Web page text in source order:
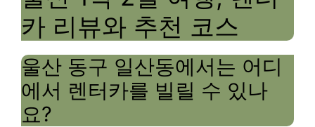
카 리뷰와 추천 코스
울산 동구 일산동에서는 어디
에서 렌터카를 빌릴 수 있나
요?